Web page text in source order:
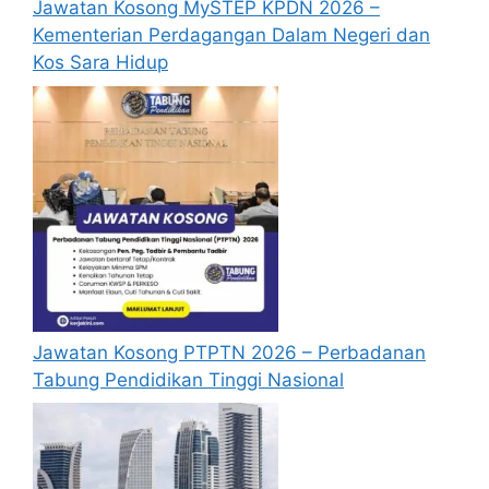
baca pada lampiran yang kami telah
sediakan seperti berikut.
Cara Mohon Jawatan Lembaga
Getah Malaysia
Permohonan jawatan kosong Lembaga
Getah Malaysia diatas hendaklah melalui
portal rasmi Lembaga Getah Malaysia di
https://www.lgm.gov.my/
Mohon Online
disediakan dibawah. Untuk pemohon kali
pertama, anda perlu mendaftar akaun
baru terlebih dahulu.
Calon dikehendaki memuat naik resume
yang lengkap (kelayakan akademik,
pengalaman kerja, gaji semasa dan gaji
Jawatan Kosong MySTEP KPDN 2026 –
Kementerian Perdagangan Dalam Negeri dan
Kos Sara Hidup
Jawatan Kosong PTPTN 2026 – Perbadanan
Tabung Pendidikan Tinggi Nasional